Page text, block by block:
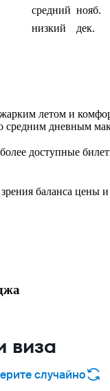
средний нояб.
низкий дек.
летом и
средним дневным
доступные
баланса цены и
виза
случайно